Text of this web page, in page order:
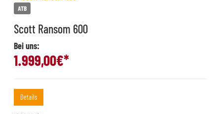
ATB
Scott Ransom 600
Bei uns:
1.999,00€*
Details